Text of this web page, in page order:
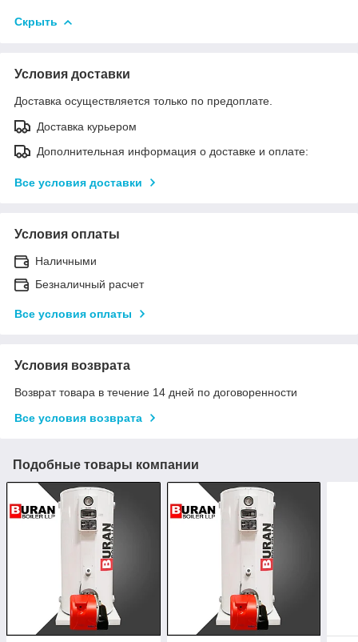
Скрыть
Условия доставки
Доставка осуществляется только по предоплате.
Доставка курьером
Дополнительная информация о доставке и оплате:
Все условия доставки
Условия оплаты
Наличными
Безналичный расчет
Все условия оплаты
Условия возврата
Возврат товара в течение 14 дней по договоренности
Все условия возврата
Подобные товары компании